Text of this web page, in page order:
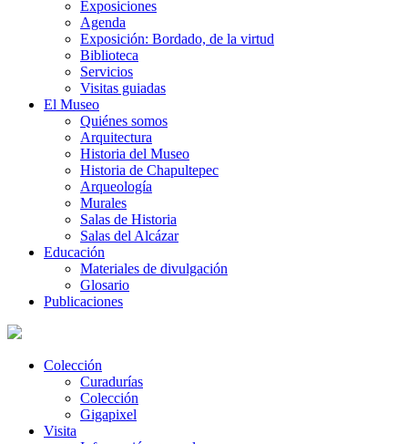
Exposiciones
Agenda
Exposición: Bordado, de la virtud
Biblioteca
Servicios
Visitas guiadas
El Museo
Quiénes somos
Arquitectura
Historia del Museo
Historia de Chapultepec
Arqueología
Murales
Salas de Historia
Salas del Alcázar
Educación
Materiales de divulgación
Glosario
Publicaciones
Colección
Curadurías
Colección
Gigapixel
Visita